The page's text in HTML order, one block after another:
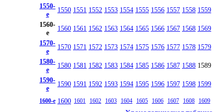
1550-
е
1550 1551 1552 1553 1554 1555 1556 1557 1558 1559
1560-
е
1560 1561 1562 1563 1564 1565 1566 1567 1568 1569
1570-
е
1570 1571 1572 1573 1574 1575 1576 1577 1578 1579
1580-
е
1580 1581 1582 1583 1584 1585 1586 1587 1588 1589
1590-
е
1590 1591 1592 1593 1594 1595 1596 1597 1598 1599
1600-е 1600 1601 1602 1603 1604 1605 1606 1607 1608 1609